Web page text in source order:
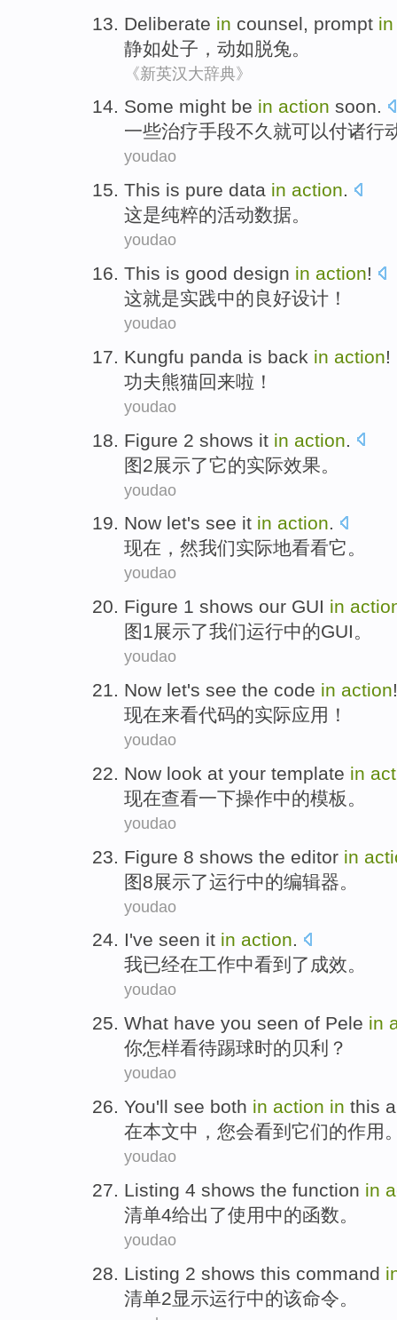
Deliberate in counsel, prompt
静如处子 ，动如脱兔。
《新英汉大辞典》
Some might be in action soon.
一些治疗手段不久就可以付诸行
youdao
This is pure data in action.
这是纯粹的活动数据。
youdao
This is good design in action!
这就是实践中的良好设计 ！
youdao
Kungfu panda is back in action!
功夫熊猫回来啦！
youdao
Figure 2 shows it in action
图2展示了它的实际效果 。
youdao
Now let's see it in action.
现在 ， 然我们实际地看看它。
youdao
Figure 1 shows our GUI in
图1展示了我们运行中的GUI。
youdao
Now let's see the code in action!
现在来看代码的实际应用 ！
youdao
Now look at your template in
现在查看一下操作中的模板。
youdao
Figure 8 shows the editor in
图8展示了运行中的编辑器 。
youdao
I've seen it in action.
我已经在工作中看到了成效。
youdao
What have you seen of Pele in
你怎样看待踢球时的贝利？
youdao
You'll see both in action in this
在本文中， 您会看到 它们的作用
youdao
Listing 4 shows the function in
清单4给出了使用中的函数。
youdao
Listing 2 shows this command
清单2显示运行中的该命令 。